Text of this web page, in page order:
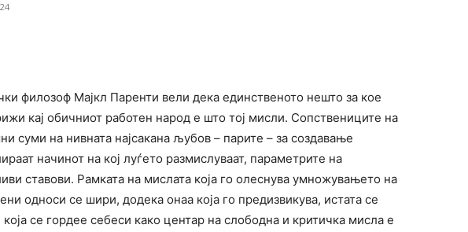
филозоф Мајкл Паренти вели дека единственото нешто за кое
кај обичниот работен народ е што тој мисли. Сопствениците на
суми на нивната најсакана љубов – парите – за создавање
начинот на кој луѓето размислуваат, параметрите на
ставови. Рамката на мислата која го олеснува умножувањето на
односи се шири, додека онаа која го предизвикува, истата се
се гордее себеси како центар на слободна и критичка мисла е